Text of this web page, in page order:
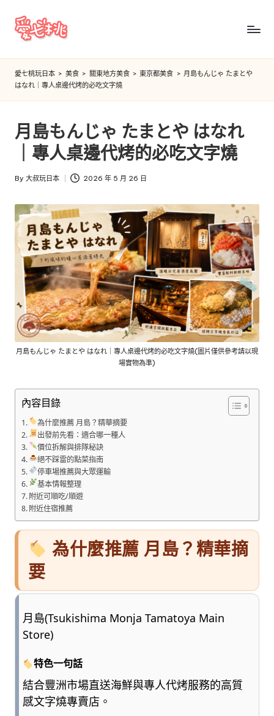
Skip
愛
七
桃
玩
日
本
愛七桃玩日本 > 美食 > 關東地方美食 > 東京都美食 > 月島もんじゃ たまとや
はなれ｜專人桌邊代烤的必吃文字燒
月島もんじゃ たまとや はなれ
｜專人桌邊代烤的必吃文字燒
Posted
By 大叔玩日本 2026 年 5 月 26 日
月島もんじゃ たまとや はなれ｜專人桌邊代烤的必吃文字燒(圖片僅供參考請以現
場實物為準)
內容目錄
為什麼推薦 月島？精華摘要
出發前先看：適合哪一種人
價位拆解與排隊秘訣
絕不踩雷的點菜指南
停車場推薦與大眾運輸
基本情報整理
附近可順吃/順遊
附近住宿推薦
為什麼推薦 月島？精華摘
要
月島(Tsukishima Monja Tamatoya Main
Store)
特色一句話
結合豐洲市場直送海鮮與專人代烤服務的高質
感文字燒專賣店。